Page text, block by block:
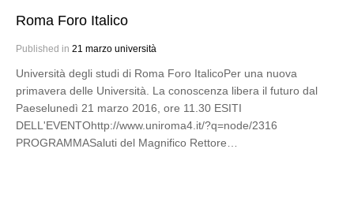
Roma Foro Italico
Published in 21 marzo università
Università degli studi di Roma Foro ItalicoPer una nuova
primavera delle Università. La conoscenza libera il futuro dal
Paeselunedì 21 marzo 2016, ore 11.30 ESITI
DELL'EVENTOhttp://www.uniroma4.it/?q=node/2316
PROGRAMMASaluti del Magnifico Rettore…